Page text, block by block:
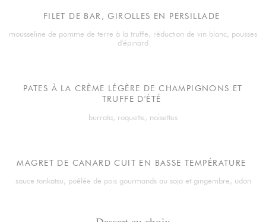
FILET DE BAR, GIROLLES EN PERSILLADE
mousseline de pomme de terre à la truffe, réduction de vin blanc, pousses
d'épinard
PATES À LA CRÈME LÉGÈRE DE CHAMPIGNONS ET
TRUFFE D'ÉTÉ
burrata, roquette, noisettes
MAGRET DE CANARD CUIT EN BASSE TEMPÉRATURE
sauce tonkatsu, poêlée de pois gourmands au soja et gingembre, udon